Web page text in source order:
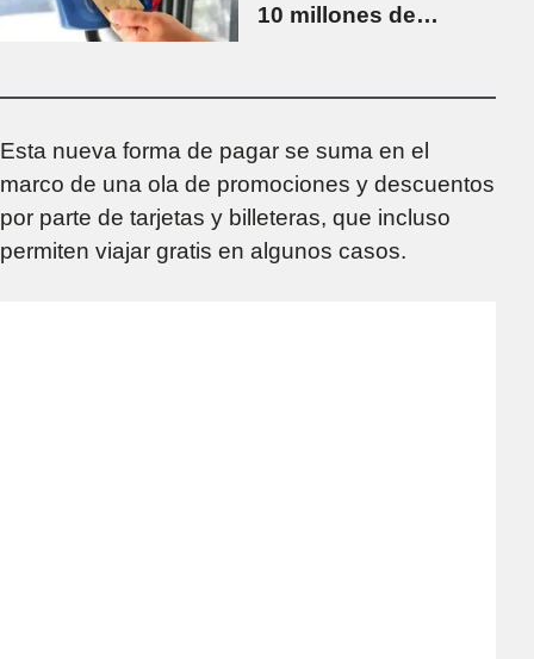
10 millones de
Esta nueva forma de pagar se suma en el
marco de una ola de promociones y descuentos
por parte de tarjetas y billeteras, que incluso
permiten viajar gratis en algunos casos.